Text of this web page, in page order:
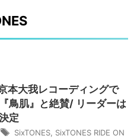
本大我レコーディングで
鳥肌』と絶賛/ リーダーは
定
SixTONES SixTONES RIDE ON